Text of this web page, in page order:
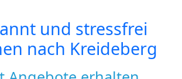
und stressfrei
nach Kreideberg